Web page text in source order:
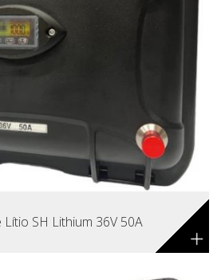
Lítio SH Lithium 36V 50A +